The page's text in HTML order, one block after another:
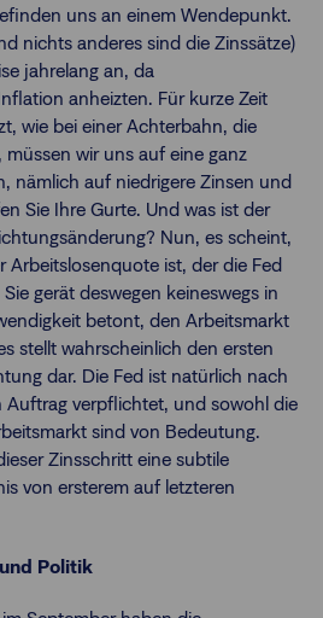
uns an einem Wendepunkt.
nichts anderes sind die Zinssätze)
jahrelang an, da
anheizten. Für kurze Zeit
wie bei einer Achterbahn, die
wir uns auf eine ganz
nämlich auf niedrigere Zinsen und
Sie Ihre Gurte. Und was ist der
Nun, es scheint,
Arbeitslosenquote ist, der die Fed
gerät deswegen keineswegs in
betont, den Arbeitsmarkt
stellt wahrscheinlich den ersten
dar. Die Fed ist natürlich nach
Auftrag verpflichtet, und sowohl die
sind von Bedeutung.
Zinsschritt eine subtile
von ersterem auf letzteren
Politik